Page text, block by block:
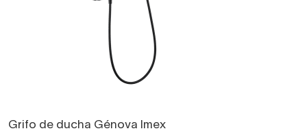
Grifo de ducha Génova Imex